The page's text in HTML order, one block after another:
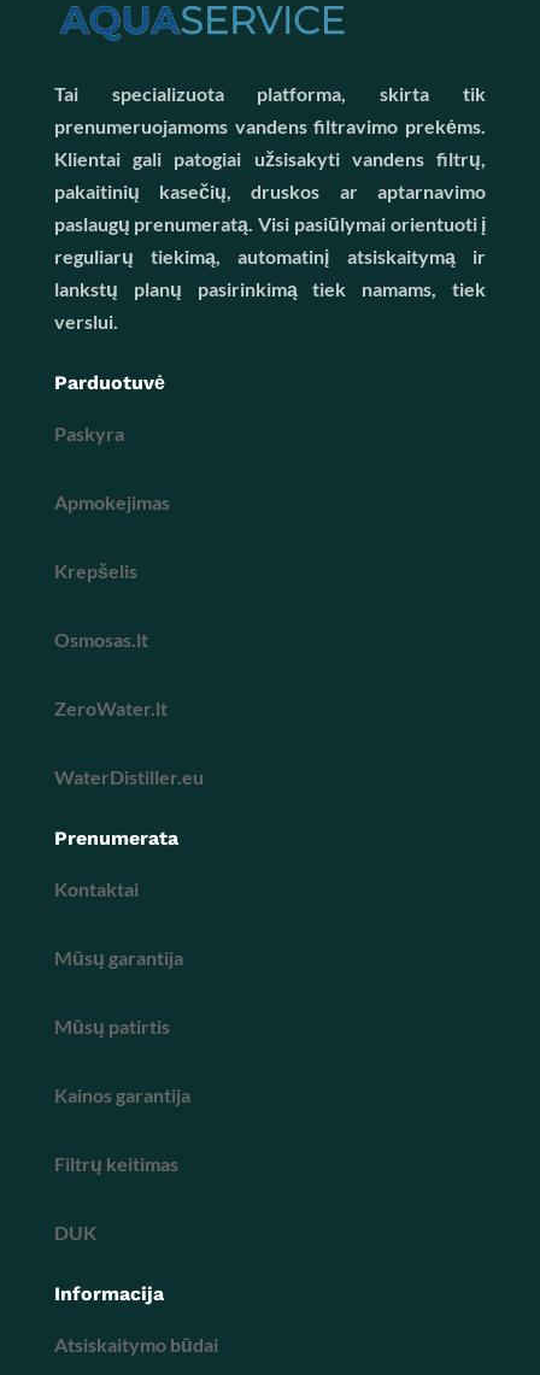
Tai specializuota platforma, skirta tik
prenumeruojamoms vandens filtravimo prekėms.
Klientai gali patogiai užsisakyti vandens filtrų,
pakaitinių kasečių, druskos ar aptarnavimo
paslaugų prenumeratą. Visi pasiūlymai orientuoti į
reguliarų tiekimą, automatinį atsiskaitymą ir
lankstų planų pasirinkimą tiek namams, tiek
verslui.
Parduotuvė
Paskyra
Apmokejimas
Krepšelis
Osmosas.lt
ZeroWater.lt
WaterDistiller.eu
Prenumerata
Kontaktai
Mūsų garantija
Mūsų patirtis
Kainos garantija
Filtrų keitimas
DUK
Informacija
Atsiskaitymo būdai